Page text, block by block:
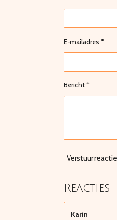
E-mailadres *
Bericht *
Verstuur reactie
Reacties
Karin